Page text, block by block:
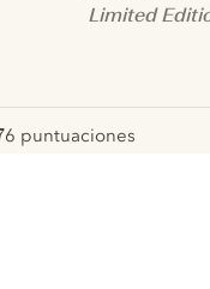
Limited
pour
6 puntuaciones